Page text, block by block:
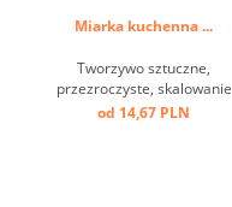
Miarka kuchenna ...
Tworzywo sztuczne,
przezroczyste, skalowanie
w l i ml ...
od 14,67 PLN